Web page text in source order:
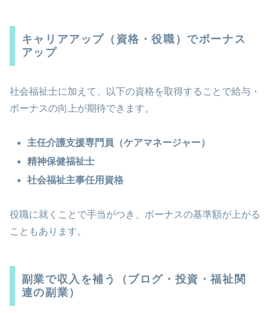
キャリアアップ（資格・役職）でボーナス
アップ
社会福祉士に加えて、以下の資格を取得することで給与・
ボーナスの向上が期待できます。
主任介護支援専門員（ケアマネージャー）
精神保健福祉士
社会福祉主事任用資格
役職に就くことで手当がつき、ボーナスの基準額が上がる
こともあります。
副業で収入を補う（ブログ・投資・福祉関
連の副業）